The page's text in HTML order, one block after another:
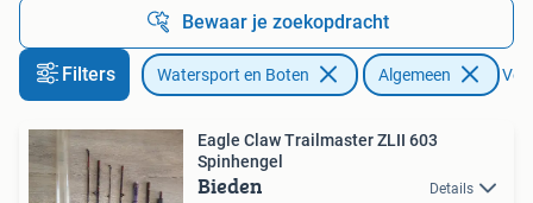
Bewaar je zoekopdracht
Filters Watersport en Boten Algemeen
Eagle Claw Trailmaster ZLII 603
Spinhengel
Bieden Details